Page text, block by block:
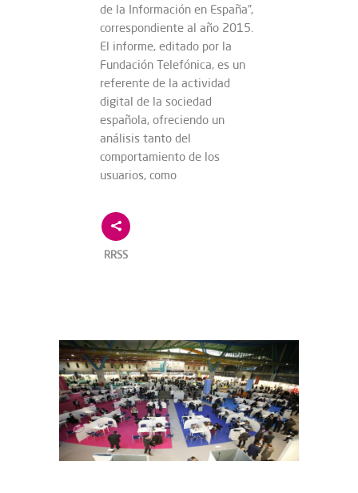
de la Información en España”,
correspondiente al año 2015.
El informe, editado por la
Fundación Telefónica, es un
referente de la actividad
digital de la sociedad
española, ofreciendo un
análisis tanto del
comportamiento de los
usuarios, como
RRSS